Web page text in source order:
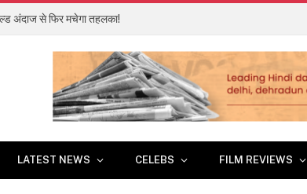
अंदाज से फिर मचेगा तहलका!
LATEST NEWS CELEBS FILM REVIEWS